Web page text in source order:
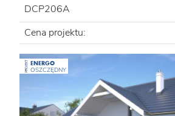
DCP206A
Cena projektu:
PROJEKT ENERGO
OSZCZĘDNY